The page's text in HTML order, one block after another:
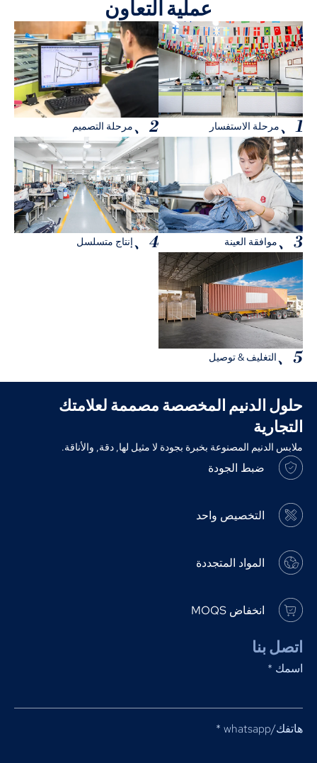
عملية التعاون
1、 مرحلة الاستفسار 2、 مرحلة التصميم
3、 موافقة العينة 4、 إنتاج متسلسل
5、 التغليف & توصيل
حلول الدنيم المخصصة مصممة لعلامتك
التجارية
ملابس الدنيم المصنوعة بخبرة بجودة لا مثيل لها, دقة, والأناقة.
ضبط الجودة
التخصيص واحد
المواد المتجددة
انخفاض MOQS
اتصل بنا
اسمك *
هاتفك/whatsapp *